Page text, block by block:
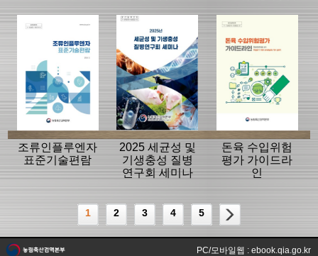
라인
조류인플루엔자
표준기술편람
2025 세균성 및
기생충성 질병
연구회 세미나
돈육 수입위험
평가 가이드라
인
1 2 3 4 5
PC/모바일웹 : ebook.qia.go.kr